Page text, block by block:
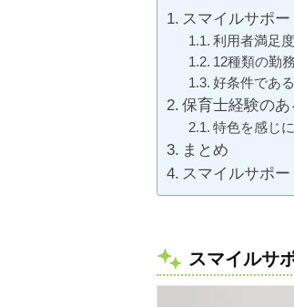
スマイルサポ
利用者満足
12種類の勤
好条件であ
保育士経験の
特色を感じ
まとめ
スマイルサポ
スマイルサ